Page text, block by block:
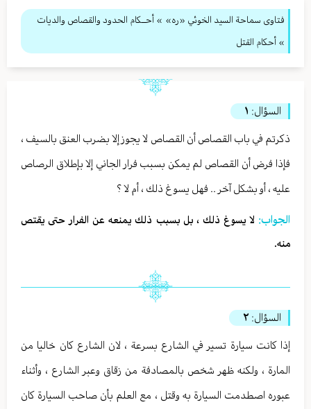
فتاوى سماحة السيد الخوئي «ره» » أحــكام الحدود والقصاص والديات
» أحكام القتل
السؤال: ١
ذكرتم في باب القصاص أن القصاص لا يجوز إلا بضرب العنق بالسيف ،
فإذا فرض أن القصاص لم يمكن بسبب فرار الجاني إلا بإطلاق الرصاص
عليه ، أو بشكل آخر .. فهل يسوغ ذلك ، أم لا ؟
الجواب: لا يسوغ ذلك ، بل بسبب ذلك يمنعه عن الفرار حتى يقتص
منه.
السؤال: ٢
إذا كانت سيارة تسير في الشارع بسرعة ، لان الشارع كان خاليا من
المارة ، ولكنه ظهر شخص بالمصادفة من زقاق وعبر الشارع ، وأثناء
عبوره اصطدمت السيارة به وقتل ، مع العلم بأن صاحب السيارة كان